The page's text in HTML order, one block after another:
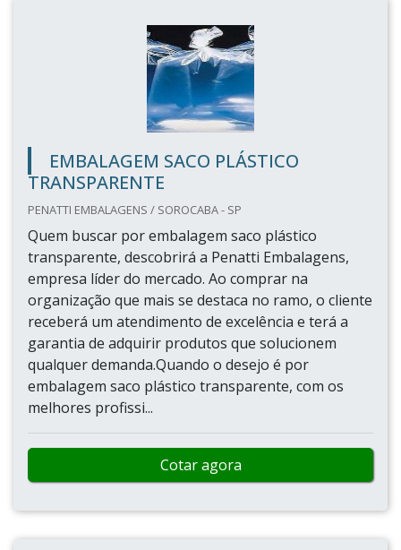
EMBALAGEM SACO PLÁSTICO
TRANSPARENTE
PENATTI EMBALAGENS / SOROCABA - SP
Quem buscar por embalagem saco plástico
transparente, descobrirá a Penatti Embalagens,
empresa líder do mercado. Ao comprar na
organização que mais se destaca no ramo, o cliente
receberá um atendimento de excelência e terá a
garantia de adquirir produtos que solucionem
qualquer demanda.Quando o desejo é por
embalagem saco plástico transparente, com os
melhores profissi...
Cotar agora